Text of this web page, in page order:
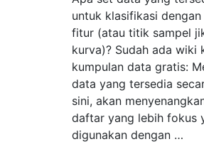
untuk klasifikasi
fitur (atau titik sampel
kurva)? Sudah ada wiki
kumpulan data gratis:
data yang tersedia
sini, akan
daftar yang lebih fokus
digunakan dengan …